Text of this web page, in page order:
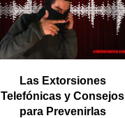
Las Extorsiones
Telefónicas y Consejos
para Prevenirlas